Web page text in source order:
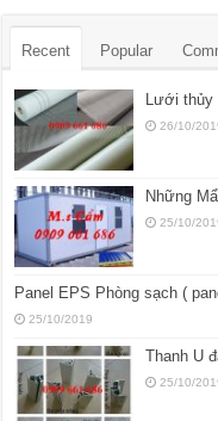
Recent Popular
Lưới thủy
26/10/
Những
25/10/
Panel EPS Phòng sạch (
25/10/2019
Thanh U
25/10/